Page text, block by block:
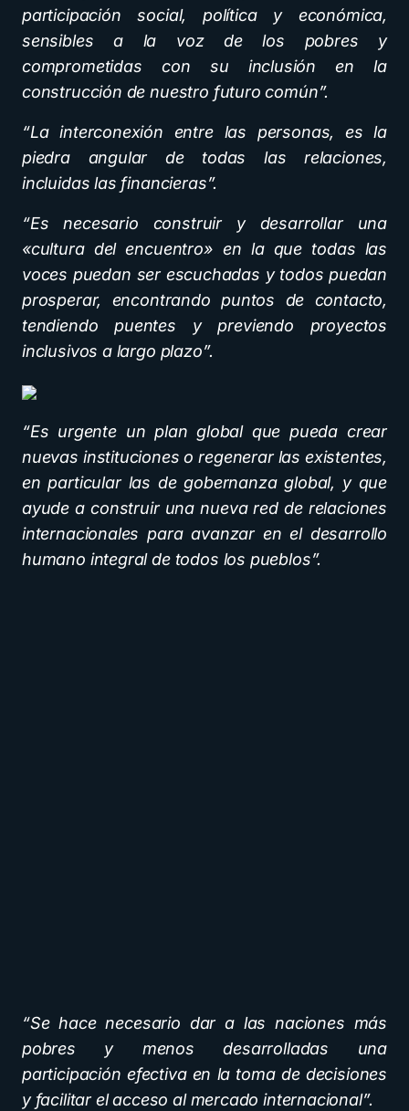
participación social, política y económica,
sensibles a la voz de los pobres y
comprometidas con su inclusión en la
construcción de nuestro futuro común”.
“La interconexión entre las personas, es la
piedra angular de todas las relaciones,
incluidas las financieras”.
“Es necesario construir y desarrollar una
«cultura del encuentro» en la que todas las
voces puedan ser escuchadas y todos puedan
prosperar, encontrando puntos de contacto,
tendiendo puentes y previendo proyectos
inclusivos a largo plazo”.
“Es urgente un plan global que pueda crear
nuevas instituciones o regenerar las existentes,
en particular las de gobernanza global, y que
ayude a construir una nueva red de relaciones
internacionales para avanzar en el desarrollo
humano integral de todos los pueblos”.
“Se hace necesario dar a las naciones más
pobres y menos desarrolladas una
participación efectiva en la toma de decisiones
y facilitar el acceso al mercado internacional”.